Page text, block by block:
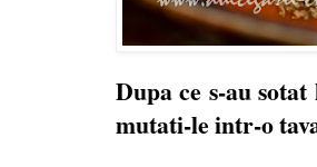
Dupa ce s-au
mutati-le intr-o